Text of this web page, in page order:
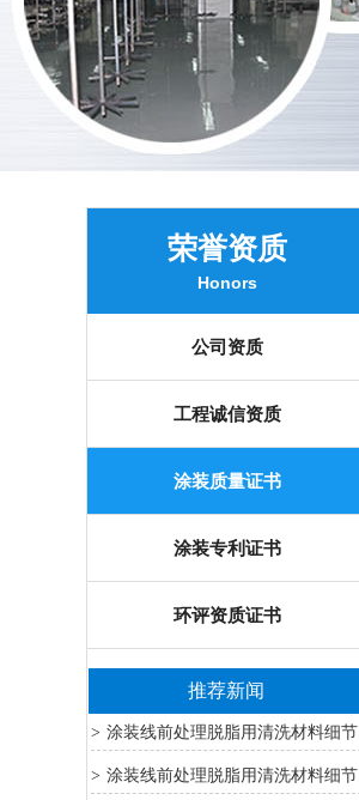
荣誉资质
Honors
公司资质
工程诚信资质
涂装质量证书
涂装专利证书
环评资质证书
推荐新闻
> 涂装线前处理脱脂用清洗材料细节
7> 涂装线前处理脱脂用清洗材料细节